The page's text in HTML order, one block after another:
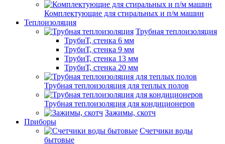
Комплектующие для стиральных и п/м машин
Теплоизоляция
Трубная теплоизоляция
ТрубиТ, стенка 6 мм
ТрубиТ, стенка 9 мм
ТрубиТ, стенка 13 мм
ТрубиТ, стенка 20 мм
Трубная теплоизоляция для теплых полов
Трубная теплоизоляция для кондиционеров
Зажимы, скотч
Приборы
Счетчики воды
бытовые